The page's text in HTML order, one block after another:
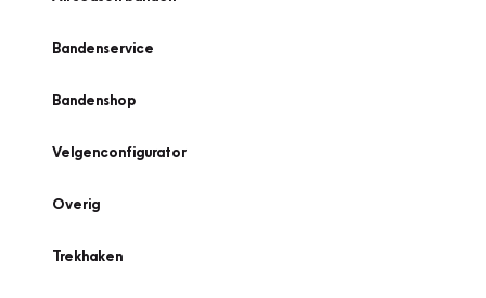
Bandenservice
Bandenshop
Velgenconfigurator
Overig
Trekhaken